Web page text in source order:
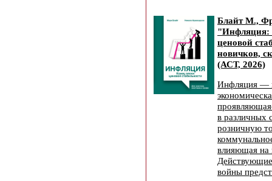
Блайт М.,
"Инфляция:
ценовой
новичков,
(АСТ, 2026)
Инфляция —
в различных
розничную
влияющая на
войны